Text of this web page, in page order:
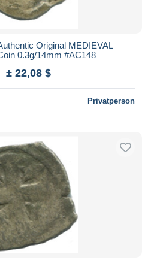
Original MEDIEVAL
0.3g/14mm #AC148
± 22,08 $
Privatperson